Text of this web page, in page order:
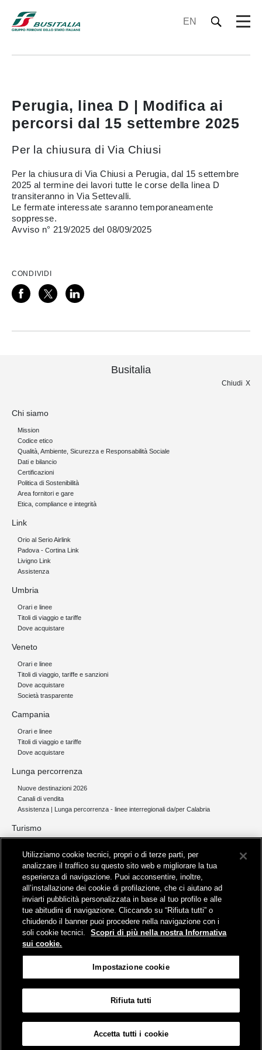
EN
Perugia, linea D | Modifica ai
percorsi dal 15 settembre 2025
Per la chiusura di Via Chiusi
Per la chiusura di Via Chiusi a Perugia, dal 15 settembre
2025 al termine dei lavori tutte le corse della linea D
transiteranno in Via Settevalli.
Le fermate interessate saranno temporaneamente
soppresse.
Avviso n° 219/2025 del 08/09/2025
CONDIVIDI
Busitalia
Chiudi
Chi siamo
Mission
Codice etico
Qualità, Ambiente, Sicurezza e Responsabilità Sociale
Dati e bilancio
Certificazioni
Politica di Sostenibilità
Area fornitori e gare
Etica, compliance e integrità
Link
Orio al Serio Airlink
Padova - Cortina Link
Livigno Link
Assistenza
Umbria
Orari e linee
Titoli di viaggio e tariffe
Dove acquistare
Veneto
Orari e linee
Titoli di viaggio, tariffe e sanzioni
Dove acquistare
Società trasparente
Campania
Orari e linee
Titoli di viaggio e tariffe
Dove acquistare
Lunga percorrenza
Nuove destinazioni 2026
Canali di vendita
Assistenza | Lunga percorrenza - linee interregionali da/per Calabria
Turismo
Servizi per aeroporti
Servizi di noleggio con conducente
Servizio di navigazione sul Lago Trasimeno
News e comunicati stampa
Comunicati stampa
Busitalia – Sita Nord
, Gruppo FS Italiane, è attiva nei servizi di
trasporto locale in Italia ed all'estero, che gestisce direttamente o
attraverso società controllate.
Viale Fratelli Rosselli, 80 - 50123 Firenze
© Gruppo FS Italiane 2019
Utilizziamo cookie tecnici, propri o di terze parti, per
analizzare il traffico su questo sito web e migliorare la tua
esperienza di navigazione. Puoi acconsentire, inoltre,
all’installazione dei cookie di profilazione, che ci aiutano ad
inviarti pubblicità personalizzata in base al tuo profilo e alle
tue abitudini di navigazione. Cliccando su “Rifiuta tutti” o
chiudendo il banner puoi procedere nella navigazione con i
soli cookie tecnici.
Scopri di più nella nostra Informativa
sui cookie.
Impostazione cookie
Rifiuta tutti
Accetta tutti i cookie